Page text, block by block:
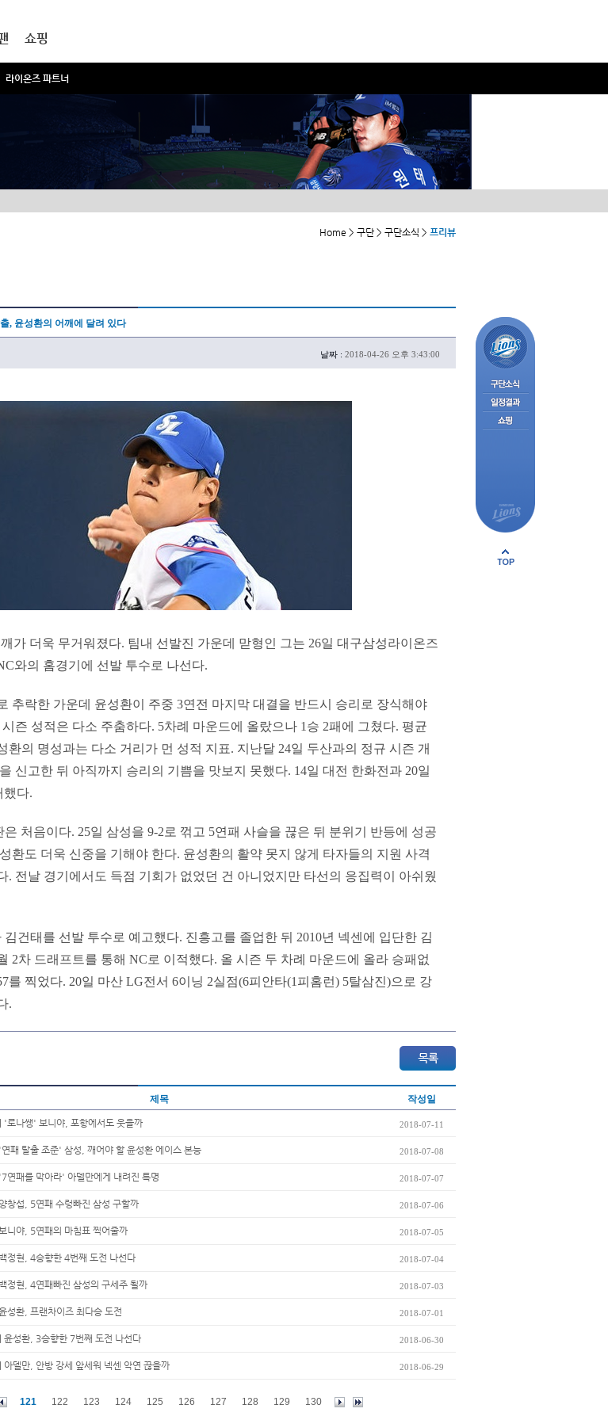
라이온즈 파트너
쇼핑
Home > 구단 > 구단소식 > 프리뷰
, 윤성환의 어깨에 달려 있다
날짜 : 2018-04-26 오후 3:43:00
가 더욱 무거워졌다. 팀내 선발진 가운데 맏형인 그는 26일 대구삼성라이온즈
와의 홈경기에 선발 투수로 나선다.
추락한 가운데 윤성환이 주중 3연전 마지막 대결을 반드시 승리로 장식해야
즌 성적은 다소 주춤하다. 5차례 마운드에 올랐으나 1승 2패에 그쳤다. 평균
환의 명성과는 다소 거리가 먼 성적 지표. 지난달 24일 두산과의 정규 시즌 개
신고한 뒤 아직까지 승리의 기쁨을 맛보지 못했다. 14일 대전 한화전과 20일
했다.
은 처음이다. 25일 삼성을 9-2로 꺾고 5연패 사슬을 끊은 뒤 분위기 반등에 성공
환도 더욱 신중을 기해야 한다. 윤성환의 활약 못지 않게 타자들의 지원 사격
. 전날 경기에서도 득점 기회가 없었던 건 아니었지만 타선의 응집력이 아쉬웠
건태를 선발 투수로 예고했다. 진흥고를 졸업한 뒤 2010년 넥센에 입단한 김
2차 드래프트를 통해 NC로 이적했다. 올 시즌 두 차례 마운드에 올라 승패없
를 찍었다. 20일 마산 LG전서 6이닝 2실점(6피안타(1피홈런) 5탈삼진)으로 강
.
제목 작성일
'로나쌩' 보니야, 포항에서도 웃을까 2018-07-11
패 탈출 조준' 삼성, 깨어야 할 윤성환 에이스 본능 2018-07-08
연패를 막아라' 아델만에게 내려진 특명 2018-07-07
창섭, 5연패 수렁빠진 삼성 구할까 2018-07-06
니야, 5연패의 마침표 찍어줄까 2018-07-05
정현, 4승향한 4번째 도전 나선다 2018-07-04
정현, 4연패빠진 삼성의 구세주 될까 2018-07-03
성환, 프랜차이즈 최다승 도전 2018-07-01
윤성환, 3승향한 7번째 도전 나선다 2018-06-30
아델만, 안방 강세 앞세워 넥센 악연 끊을까 2018-06-29
121 122 123 124 125 126 127 128 129 130